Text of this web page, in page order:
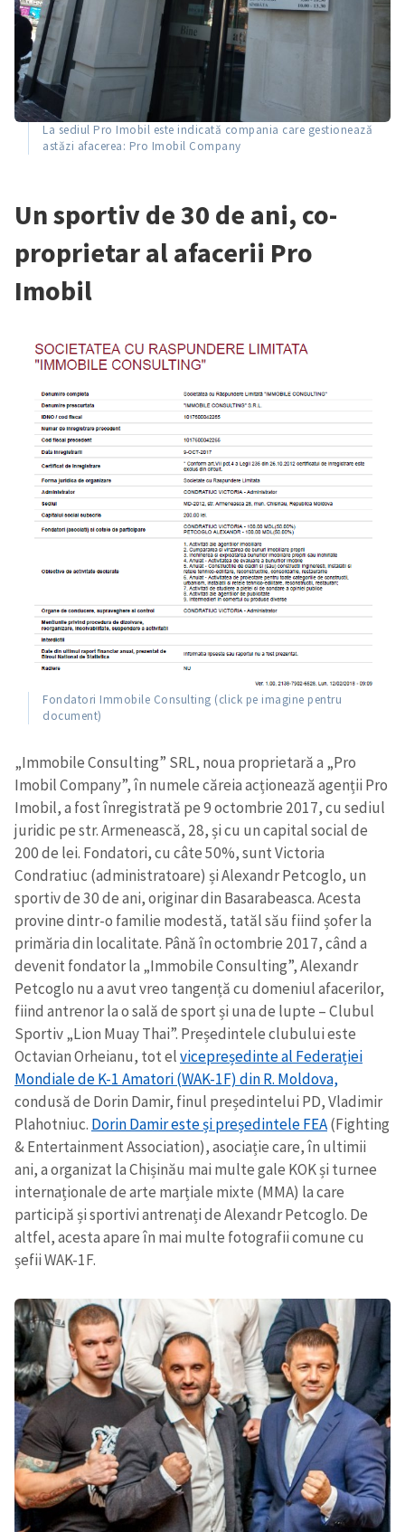
La sediul Pro Imobil este indicată compania care gestionează
astăzi afacerea: Pro Imobil Company
Un sportiv de 30 de ani, co-
proprietar al afacerii Pro
Imobil
Fondatori Immobile Consulting (click pe imagine pentru
document)
„Immobile Consulting” SRL, noua proprietară a „Pro
Imobil Company”, în numele căreia acționează agenții Pro
Imobil, a fost înregistrată pe 9 octombrie 2017, cu sediul
juridic pe str. Armenească, 28, și cu un capital social de
200 de lei. Fondatori, cu câte 50%, sunt Victoria
Condratiuc (administratoare) și Alexandr Petcoglo, un
sportiv de 30 de ani, originar din Basarabeasca. Acesta
provine dintr-o familie modestă, tatăl său fiind șofer la
primăria din localitate. Până în octombrie 2017, când a
devenit fondator la „Immobile Consulting”, Alexandr
Petcoglo nu a avutvreo tangență cu domeniul afacerilor,
fiind antrenor la o sală de sport și una de lupte – Clubul
Sportiv „Lion Muay Thai”. Președintele clubului este
Octavian Orheianu, tot elvicepreședinte al Federației
Mondiale de K-1 Amatori (WAK-1F) din R. Moldova,
condusă de Dorin Damir, finul președintelui PD, Vladimir
Plahotniuc. Dorin Damir este și președintele FEA(Fighting
& Entertainment Association), asociație care, în ultimii
ani, a organizat la Chișinău mai multe gale KOK și turnee
internaționale de arte marțiale mixte (MMA) la care
participă și sportivi antrenați de Alexandr Petcoglo. De
altfel, acestaapare în mai multe fotografii comune cu
șefii WAK-1F.